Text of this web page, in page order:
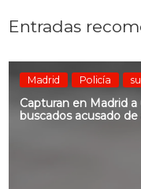
Entradas
Madrid Policía
Capturan en Madrid
buscados acusado